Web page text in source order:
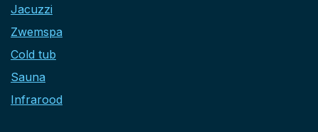
Jacuzzi
Zwemspa
Cold tub
Sauna
Infrarood